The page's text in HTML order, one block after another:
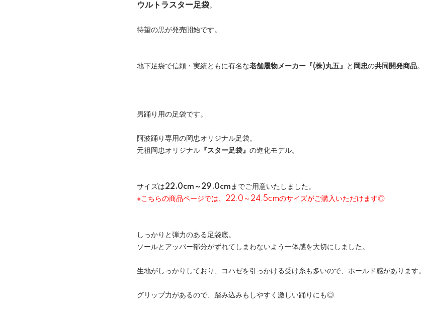
ウルトラスター足袋。
待望の黒が発売開始です。
地下足袋で信頼・実績ともに有名な老舗履物メーカー『(株)丸五』 と 岡忠の共同開発商品。
男踊り用の足袋です。
阿波踊り専用の岡忠オリジナル足袋。
元祖岡忠オリジナル 『スター足袋』 の進化モデル。
サイズは22.0cm～29.0cmまでご用意いたしました。
※こちらの商品ページでは、22.0～24.5cmのサイズがご購入いただけます◎
しっかりと弾力のある足袋底。
ソールとアッパー部分がずれてしまわないよう一体感を大切にしました。
生地がしっかりしており、コハゼを引っかける受け糸も多いので、ホールド感があります。
グリップ力があるので、踏み込みもしやすく激しい踊りにも◎